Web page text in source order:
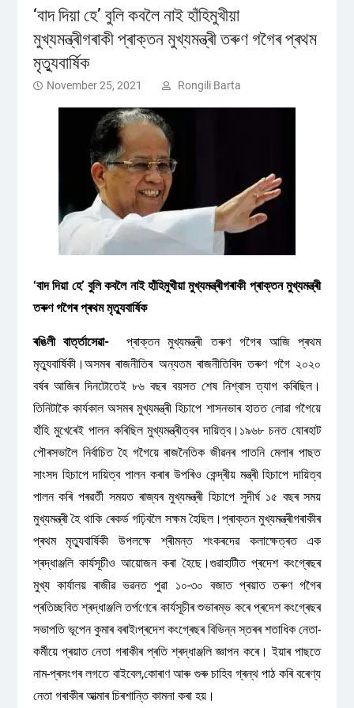
‘বাদ দিয়া হে’ বুলি কবলৈ নাই হাঁহিমুখীয়া
মুখ্যমন্ত্ৰীগৰাকী প্ৰাক্তন মুখ্যমন্ত্ৰী তৰুণ গগৈৰ প্ৰথম
মৃত্যুবাৰ্ষিক
November 25, 2021 Rongili Barta
‘বাদ দিয়া হে’ বুলি কবলৈ নাই হাঁহিমুখীয়া মুখ্যমন্ত্ৰীগৰাকী প্ৰাক্তন মুখ্যমন্ত্ৰী
তৰুণ গগৈৰ প্ৰথম মৃত্যুবাৰ্ষিক
ৰঙিলী বাৰ্ত্তাসেৱা-
প্ৰাক্তন মুখ্যমন্ত্ৰী তৰুণ গগৈৰ আজি প্ৰথম
মৃত্যুবাৰ্ষিকী।অসমৰ ৰাজনীতিৰ অন্যতম ৰাজনীতিবিদ তৰুণ গগৈ ২০২০
বৰ্ষৰ আজিৰ দিনটোতেই ৮৬ বছৰ বয়সত শেষ নিশ্বাস ত্যাগ কৰিছিল।
তিনিটাকৈ কাৰ্যকাল অসমৰ মুখ্যমন্ত্ৰী হিচাপে শাসনভাৰ হাতত লোৱা গগৈয়ে
হাঁহি মুখেৰেই পালন কৰিছিল মুখ্যমন্ত্ৰীত্বৰ দায়িত্ব।১৯৬৮ চনত যোৰহাট
পৌৰসভালৈ নিৰ্বাচিত হৈ গগৈয়ে ৰাজনৈতিক জীৱনৰ পাতনি মেলাৰ পাছত
সাংসদ হিচাপে দায়িত্ব পালন কৰাৰ উপৰিও কেন্দ্ৰীয় মন্ত্ৰী হিচাপে দায়িত্ব
পালন কৰি পৰৱৰ্তী সময়ত ৰাজ্যৰ মুখ্যমন্ত্ৰী হিচাপে সুদীৰ্ঘ ১৫ বছৰ সময়
মুখ্যমন্ত্ৰী হৈ থাকি ৰেকৰ্ড গঢ়িবলৈ সক্ষম হৈছিল।প্ৰাক্তন মুখ্যমন্ত্ৰীগৰাকীৰ
প্ৰথম মৃত্যুবাৰ্ষিকী উপলক্ষে শ্ৰীমন্ত শংকৰদেৱ কলাক্ষেত্ৰত এক
শ্ৰদ্ধাঞ্জলি কাৰ্যসূচীও আয়োজন কৰা হৈছে।গুৱাহাটীত প্ৰদেশ কংগ্ৰেছৰ
মুখ্য কাৰ্যালয় ৰাজীৱ ভৱনত পুৱা ১০-৩০ বজাত প্ৰয়াত তৰুণ গগৈৰ
প্ৰতিচ্ছবিত শ্ৰদ্ধাঞ্জলি তৰ্পণেৰে কাৰ্যসূচীৰ শুভাৰম্ভ কৰে প্ৰদেশ কংগ্ৰেছৰ
সভাপতি ভূপেন কুমাৰ বৰাই৷প্ৰদেশ কংগ্ৰেছৰ বিভিন্ন স্তৰৰ শতাধিক নেতা-
কৰ্মীয়ে প্ৰয়াত নেতা গৰাকীৰ প্ৰতি শ্ৰদ্ধাঞ্জলি জ্ঞাপন কৰে। ইয়াৰ পাছতে
নাম-প্ৰসংগৰ লগতে বাইবেল,কোৰাণ আৰু গুৰু চাহিব গ্ৰন্থ পাঠ কৰি বৰেণ্য
নেতা গৰাকীৰ আত্মাৰ চিৰশান্তি কামনা কৰা হয়।